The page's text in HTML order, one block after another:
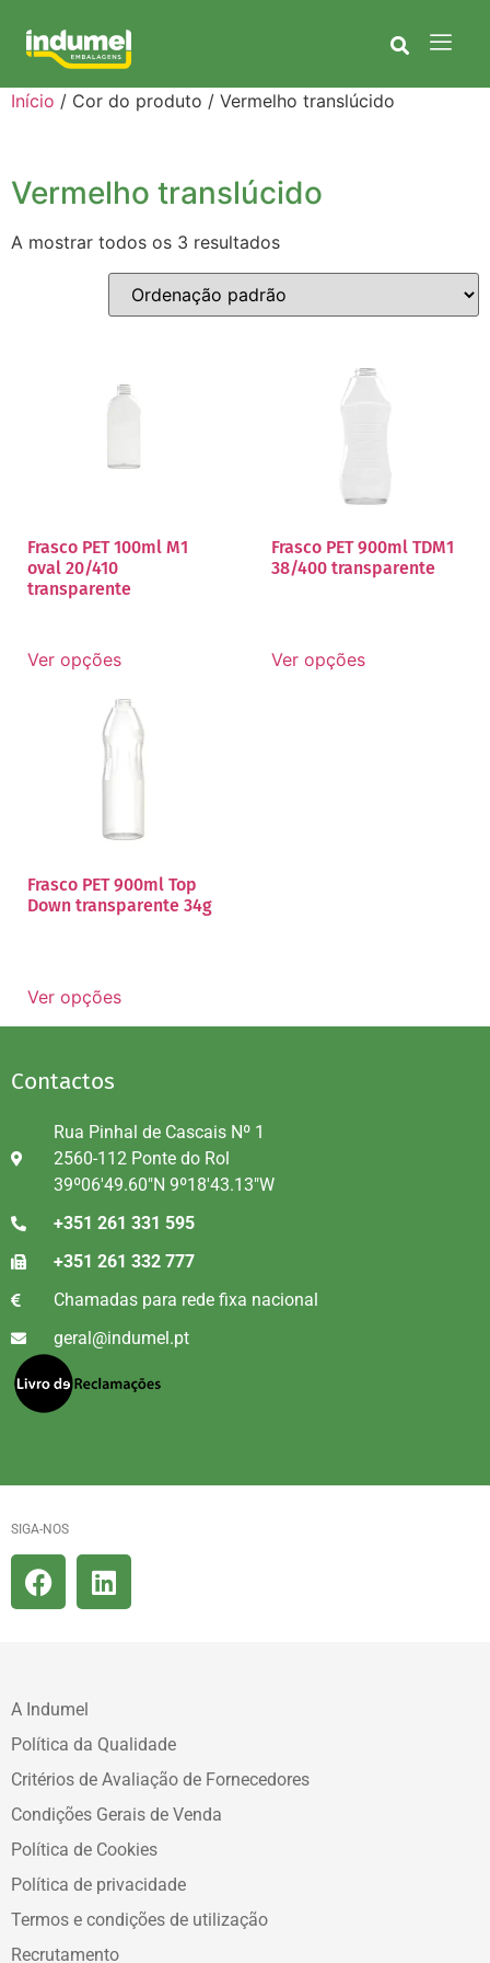
Início / Cor do produto / Vermelho translúcido
Vermelho translúcido
A mostrar todos os 3 resultados
Frasco PET 100ml M1
oval 20/410
transparente
Ver opções
Frasco PET 900ml TDM1
38/400 transparente
Ver opções
Frasco PET 900ml Top
Down transparente 34g
Ver opções
Contactos
Rua Pinhal de Cascais Nº 1
2560-112 Ponte do Rol
39º06'49.60"N 9º18'43.13"W
+351 261 331 595
+351 261 332 777
Chamadas para rede fixa nacional
geral@indumel.pt
SIGA-NOS
A Indumel
Política da Qualidade
Critérios de Avaliação de Fornecedores
Condições Gerais de Venda
Política de Cookies
Política de privacidade
Termos e condições de utilização
Recrutamento